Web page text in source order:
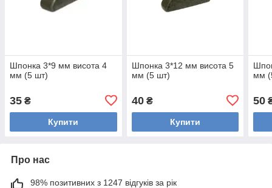
Шпонка 3*9 мм висота 4
мм (5 шт)
35 ₴
Купити
Шпонка 3*12 мм висота 5
мм (5 шт)
40₴
Купити
мм
50
Про нас
98% позитивних з 1247 відгуків за рік